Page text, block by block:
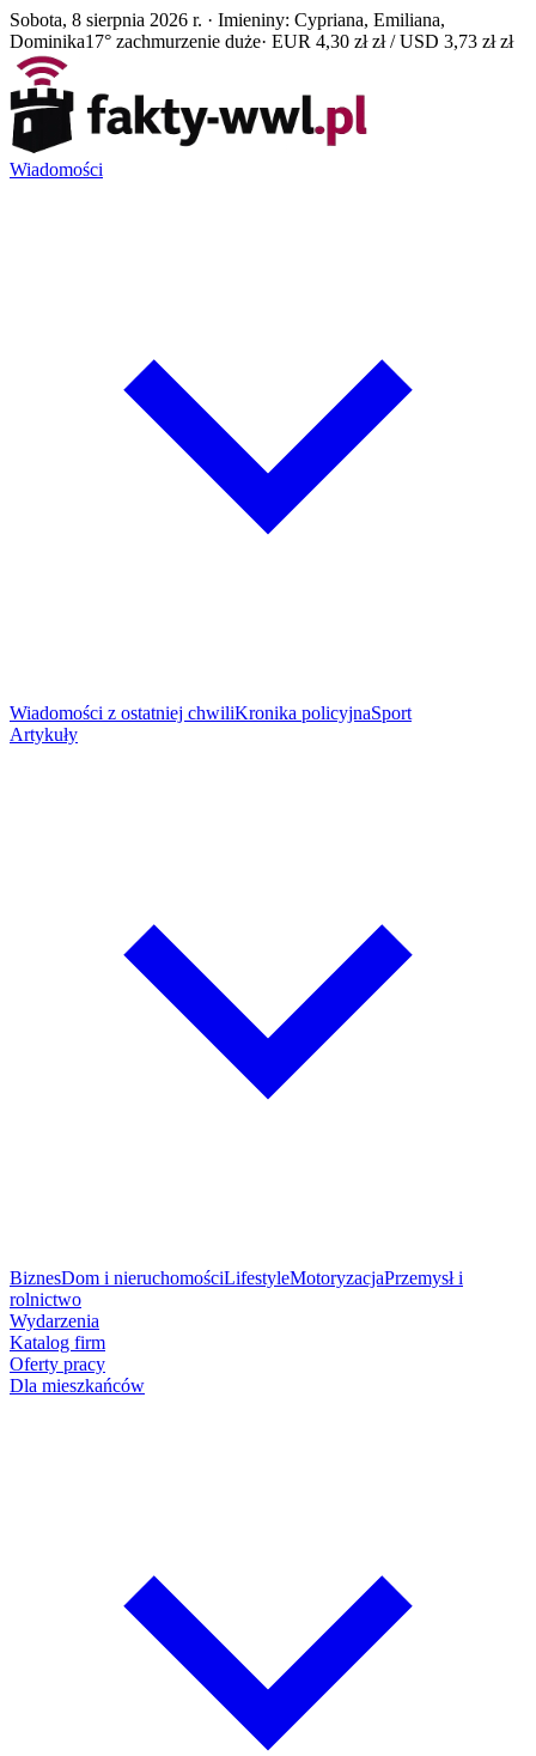
Sobota, 8 sierpnia 2026 r. · Imieniny: Cypriana, Emiliana,
Dominika17° zachmurzenie duże· EUR 4,30 zł zł / USD 3,73 zł zł
Wiadomości
Wiadomości z ostatniej chwiliKronika policyjnaSport
Artykuły
BiznesDom i nieruchomościLifestyleMotoryzacjaPrzemysł i
rolnictwo
Wydarzenia
Katalog firm
Oferty pracy
Dla mieszkańców